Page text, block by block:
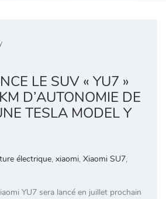
LE SUV « YU7 »
D’AUTONOMIE DE
TESLA MODEL Y
électrique, xiaomi, Xiaomi SU7,
YU7 sera lancé en juillet prochain